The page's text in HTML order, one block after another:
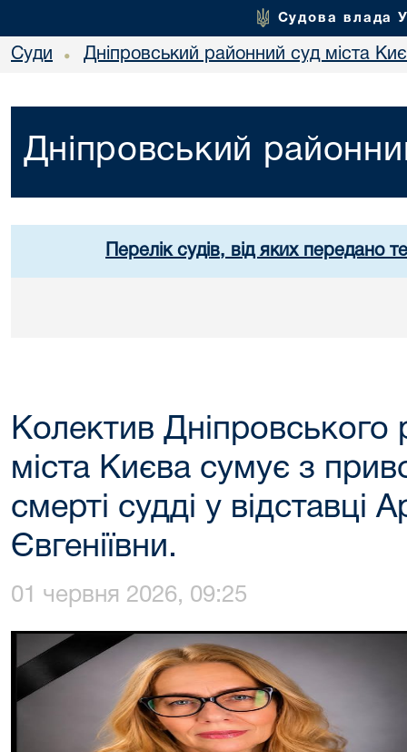
Судова влада
Суди • Дніпровський районний суд міста
Дніпровський
Перелік судів, від яких передано
Колектив Дніпровського
міста Києва сумує з
смерті судді у відставці
Євгеніївни.
01 червня 2026, 09:25